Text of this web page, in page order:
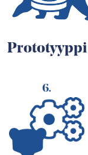
Prototyyppi
6.